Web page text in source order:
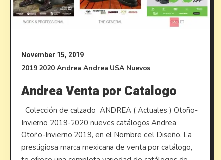
November 15, 2019
2019 2020 Andrea Andrea USA Nuevos
Andrea Venta por Catalogo
Colección de calzado ANDREA ( Actuales ) Otoño-
Invierno 2019-2020 nuevos catálogos Andrea
Otoño-Invierno 2019, en el Nombre del Diseño. La
prestigiosa marca mexicana de venta por catálogo,